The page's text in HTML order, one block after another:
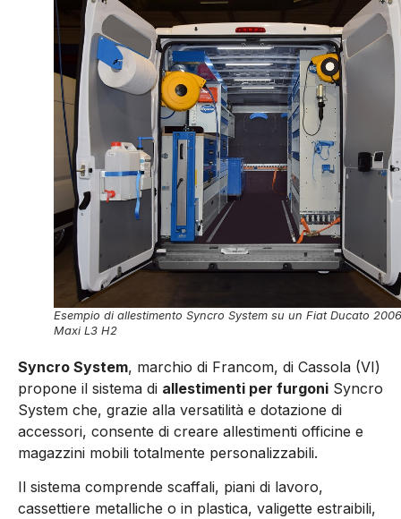
Esempio di allestimento Syncro System su un Fiat Ducato 2006
Maxi L3 H2
Syncro System, marchio di Francom, di Cassola (VI)
propone il sistema di allestimenti per furgoni Syncro
System che, grazie alla versatilità e dotazione di
accessori, consente di creare allestimenti officine e
magazzini mobili totalmente personalizzabili.
Il sistema comprende scaffali, piani di lavoro,
cassettiere metalliche o in plastica, valigette estraibili,